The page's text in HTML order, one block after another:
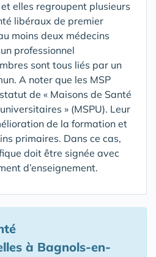
elles regroupent plusieurs
libéraux de premier
moins deux médecins
professionnel
sont tous liés par un
A noter que les MSP
de « Maisons de Santé
» (MSPU). Leur
de la formation et
primaires. Dans ce cas,
doit être signée avec
d’enseignement.
à Bagnols-en-